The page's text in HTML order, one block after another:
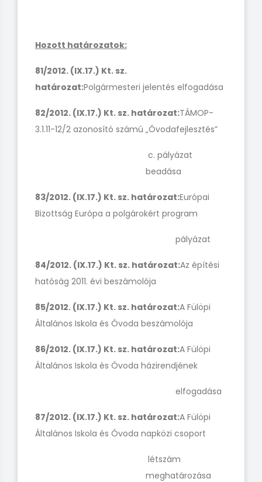
Hozott határozatok:
81/2012. (IX.17.) Kt. sz.
határozat:Polgármesteri jelentés elfogadása
82/2012. (IX.17.) Kt. sz. határozat:TÁMOP-
3.1.11-12/2 azonosító számú „Óvodafejlesztés”
c. pályázat
beadása
83/2012. (IX.17.) Kt. sz. határozat:Európai
Bizottság Európa a polgárokért program
pályázat
84/2012. (IX.17.) Kt. sz. határozat:Az építési
hatóság 2011. évi beszámolója
85/2012. (IX.17.) Kt. sz. határozat:A Fülöpi
Általános Iskola és Óvoda beszámolója
86/2012. (IX.17.) Kt. sz. határozat:A Fülöpi
Általános Iskola és Óvoda házirendjének
elfogadása
87/2012. (IX.17.) Kt. sz. határozat:A Fülöpi
Általános Iskola és Óvoda napközi csoport
létszám
meghatározása